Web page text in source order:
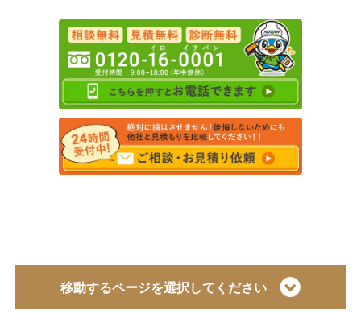
移動するページを選択してください